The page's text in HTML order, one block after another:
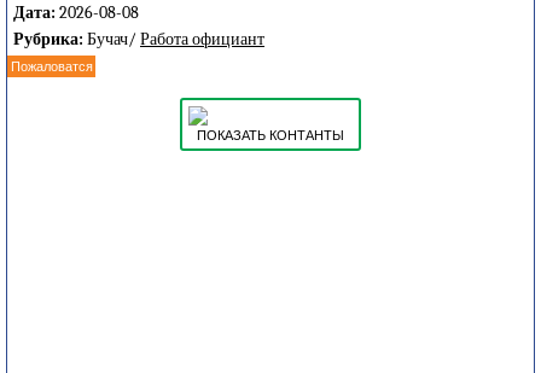
Дата: 2026-08-08
Рубрика: Бучач/ Работа официант
Пожаловатся
ПОКАЗАТЬ КОНТАНТЫ